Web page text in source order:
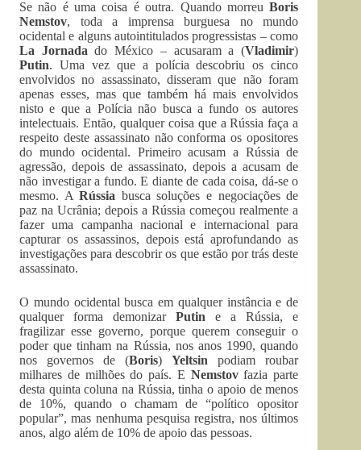
Se não é uma coisa é outra. Quando morreuBoris
Nemstov, toda a imprensa burguesa no mundo
ocidental e alguns autointitulados progressistas – como
La Jornada do México – acusaram a (Vladimir)
Putin. Uma vez que a polícia descobriu os cinco
envolvidos no assassinato, disseram que não foram
apenas esses, mas que também há mais envolvidos
nisto e que a Polícia não busca a fundo os autores
intelectuais. Então, qualquer coisa que a Rússia faça a
respeito deste assassinato não conforma os opositores
do mundo ocidental. Primeiro acusam a Rússia de
agressão, depois de assassinato, depois a acusam de
não investigar a fundo. E diante de cada coisa, dá-se o
mesmo. ARússia busca soluções e negociações de
paz na Ucrânia; depois a Rússia começou realmente a
fazer uma campanha nacional e internacional para
capturar os assassinos, depois está aprofundando as
investigações para descobrir os que estão por trás deste
assassinato.
O mundo ocidental busca em qualquer instância e de
qualquer forma demonizarPutin e a Rússia, e
fragilizar esse governo, porque querem conseguir o
poder que tinham na Rússia, nos anos 1990, quando
nos governos de (Boris)Yeltsin podiam roubar
milhares de milhões do país. E Nemstovfazia parte
desta quinta coluna na Rússia, tinha o apoio de menos
de 10%, quando o chamam de “político opositor
popular”, mas nenhuma pesquisa registra, nos últimos
anos, algo além de 10% de apoio das pessoas.